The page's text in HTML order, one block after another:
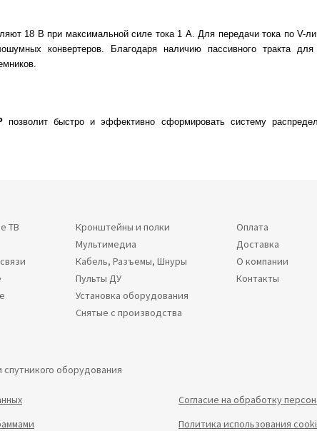
18 В при максимальной силе тока 1 A. Для передачи тока по
конвертеров. Благодаря наличию пассивного тракта
позволит быстро и эффективно сформировать систему
ТВ
Кронштейны и полки
Мультимедиа
Кабель, Разъемы, Шнуры
Пульты ДУ
Установка оборудования
Снятые с производства
Оплата
Доставка
О компании
Контакты
оборудования
Согласие на обработку
Политика использования